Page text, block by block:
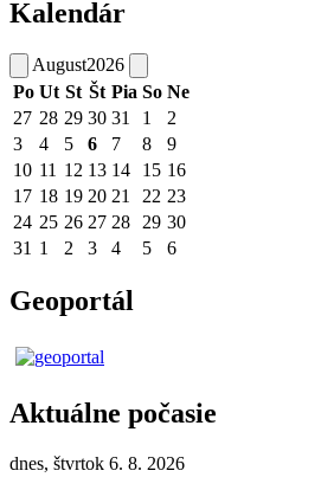
Kalendár
August2026
Po Ut St Št Pia So Ne
27 28 29 30 31 1
2
3
4 5 6 7 8
9
10 11 12 13 14 15 16
17 18 19 20 21 22 23
24 25 26 27 28 29 30
31 1 2 3 4 5 6
Geoportál
Aktuálne počasie
dnes, štvrtok 6. 8. 2026